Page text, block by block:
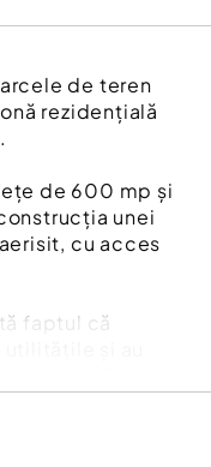
de teren
rezidențială
de 600 mp și
unei
cu acces
faptul că
și au